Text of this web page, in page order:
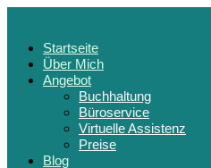
Startseite
Über Mich
Angebot
Buchhaltung
Büroservice
Virtuelle Assistenz
Preise
Blog